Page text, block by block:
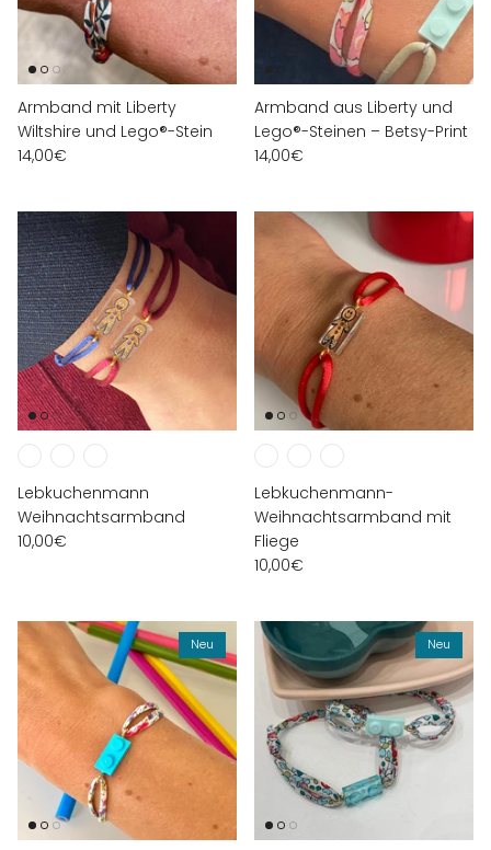
Armband mit Liberty
Wiltshire und Lego®-Stein
14,00€
Armband aus Liberty und
Lego®-Steinen – Betsy-Print
14,00€
Lebkuchenmann
Weihnachtsarmband
10,00€
Lebkuchenmann-
Weihnachtsarmband mit
Fliege
10,00€
Neu Neu